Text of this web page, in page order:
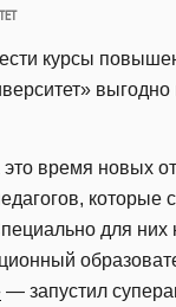
курсы
выгодно
это время новых
которые
для
— запустил